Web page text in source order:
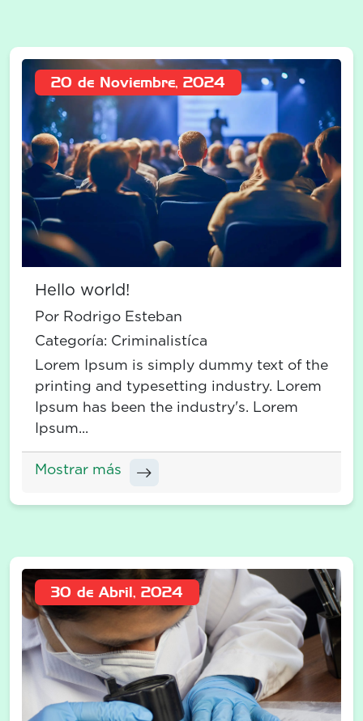
20 de Noviembre, 2024
Hello world!
Por Rodrigo Esteban
Categoría: Criminalistíca
Lorem Ipsum is simply dummy text of the
printing and typesetting industry. Lorem
Ipsum has been the industry's. Lorem
Ipsum...
Mostrar más
30 de Abril, 2024